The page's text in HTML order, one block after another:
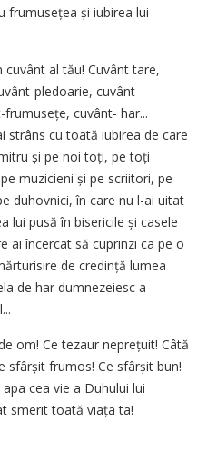
frumusețea și iubirea lui
al tău! Cuvânt tare,
pledoarie, cuvânt-
cuvânt- har...
strâns cu toată iubirea de care
și pe noi toți, pe toți
muzicieni și pe scriitori, pe
duhovnici, în care nu l-ai uitat
lui pusă în bisericile și casele
ai încercat să cuprinzi ca pe o
de credință lumea
de har dumnezeiesc a
om! Ce tezaur neprețuit! Câtă
sfârșit frumos! Ce sfârșit bun!
cea vie a Duhului lui
smerit toată viața ta!